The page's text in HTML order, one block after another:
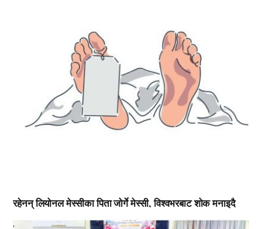
रहेनन् लियोनल मेस्सीका पिता जोर्गे मेस्सी, विश्वभरबाट शोक मनाइदै